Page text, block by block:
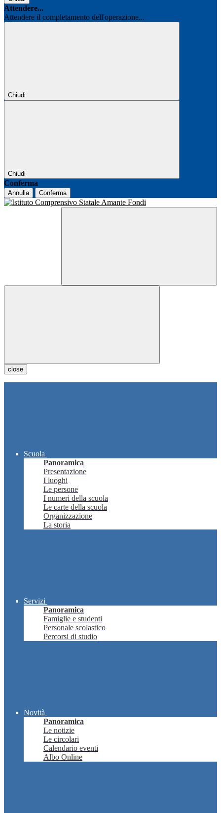
Attendere...
Attendere il completamento dell'operazione...
Chiudi
Chiudi
Conferma
Annulla Conferma
close
Scuola
Panoramica
Presentazione
I luoghi
Le persone
I numeri della scuola
Le carte della scuola
Organizzazione
La storia
Servizi
Panoramica
Famiglie e studenti
Personale scolastico
Percorsi di studio
Novità
Panoramica
Le notizie
Le circolari
Calendario eventi
Albo Online